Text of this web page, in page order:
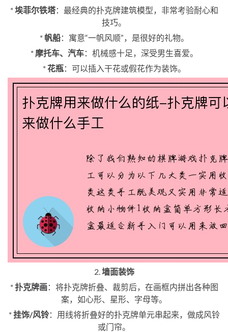
*埃菲尔铁塔：最经典的扑克牌建筑模型，非常考验耐心和
技巧。
* 帆船：寓意“一帆风顺”，是很好的礼物。
* 摩托车、汽车：机械感十足，深受男生喜爱。
*花瓶：可以插入干花或假花作为装饰。
2.墙面装饰
*扑克牌画：将扑克牌折叠、裁剪后，在画框内拼出各种图
案，如心形、星形、字母等。
*挂饰/风铃：用线将折叠好的扑克牌单元串起来，做成风铃
或门帘。